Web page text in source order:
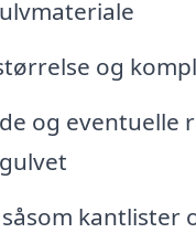
og
og eventuelle
kantlister